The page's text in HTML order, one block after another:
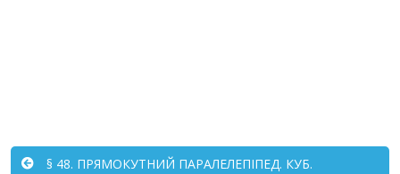
§ 48. ПРЯМОКУТНИЙ ПАРАЛЕЛЕПІПЕД. КУБ.